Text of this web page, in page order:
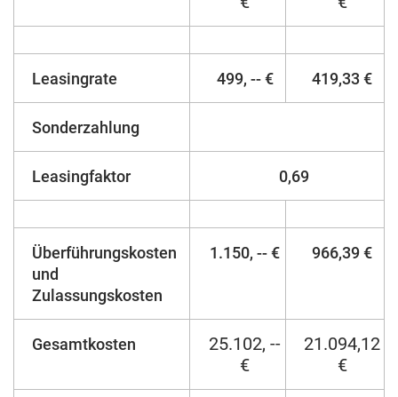
Leasingrate 499, -- € 419,33 €
Sonderzahlung
Leasingfaktor 0,69
Überführungskosten
und
Zulassungskosten
1.150, -- € 966,39 €
Gesamtkosten
25.102, --
€
21.094,12
€